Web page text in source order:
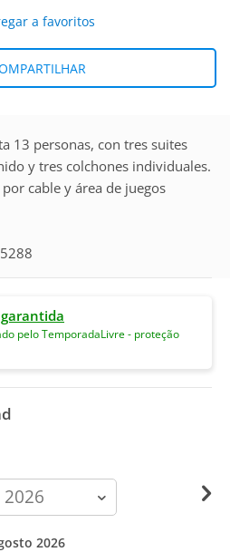
a favoritos
13 personas, con tres suites
y tres colchones individuales.
cable y área de juegos
pelo TemporadaLivre - proteção
2026